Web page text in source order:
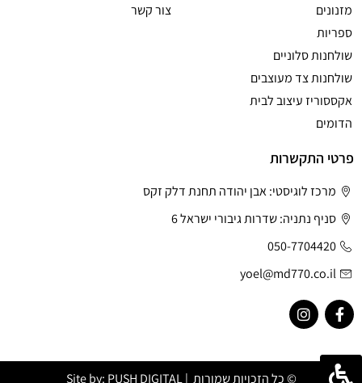
מזנונים
ספריות
שולחנות סלוניים
שולחנות צד מעוצבים
אקססוריז עיצוב לבית
הדומים
צור קשר
פרטי התקשרות
מרכז לוגיסטי: אבן יהודה תחנת דלק זקס
סניף נתניה: שדרות גיבורי ישראל 6
050-7704420
yoel@md770.co.il
© כל הזכויות שמורות | Site by:PUSH DIGITAL